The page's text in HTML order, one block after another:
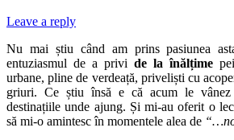
Leave a reply
Nu mai știu când am prins pasiunea
entuziasmul de a privi de la înălțime
urbane, pline de verdeață, priveliști cu
griuri. Ce știu însă e că acum le
destinațiile unde ajung. Și mi-au oferit o
să mi-o amintesc în momentele alea de